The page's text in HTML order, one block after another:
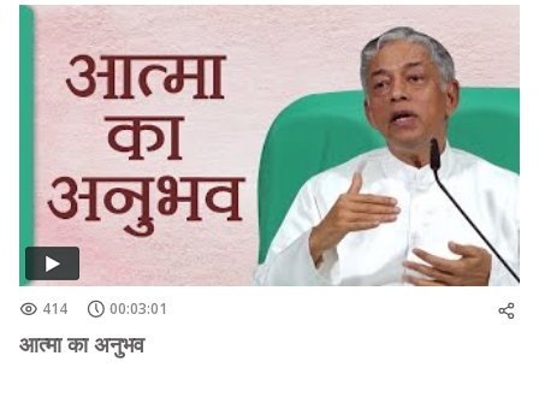
414 00:03:01
आत्मा का अनुभव